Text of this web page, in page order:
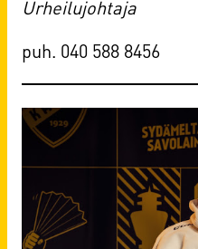
Urheilujohtaja
puh. 040 588 8456